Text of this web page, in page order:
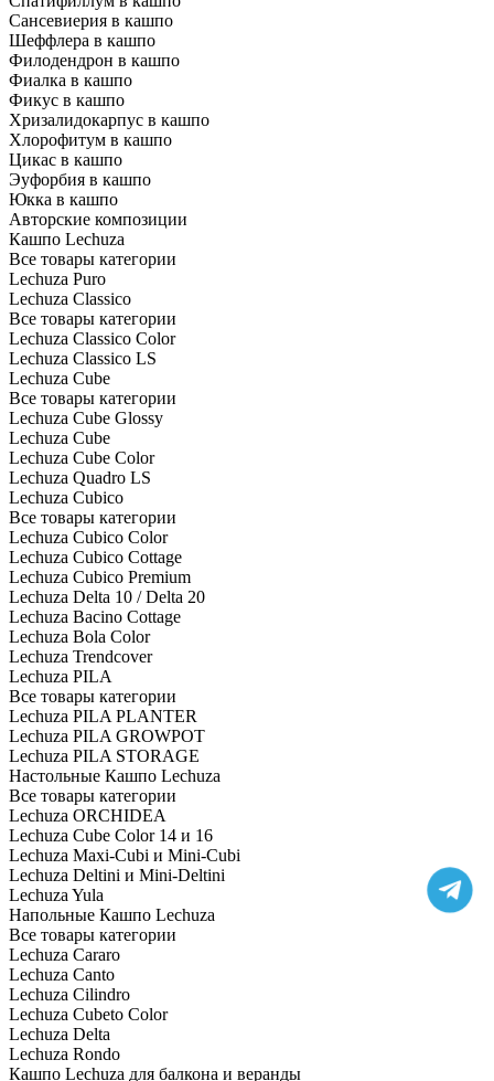
Сансевиерия в кашпо
Шеффлера в кашпо
Филодендрон в кашпо
Фиалка в кашпо
Фикус в кашпо
Хризалидокарпус в кашпо
Хлорофитум в кашпо
Цикас в кашпо
Эуфорбия в кашпо
Юкка в кашпо
Авторские композиции
Кашпо Lechuza
Все товары категории
Lechuza Puro
Lechuza Classico
Все товары категории
Lechuza Classico Color
Lechuza Classico LS
Lechuza Cube
Все товары категории
Lechuza Cube Glossy
Lechuza Cube
Lechuza Cube Color
Lechuza Quadro LS
Lechuza Cubico
Все товары категории
Lechuza Cubico Color
Lechuza Cubico Cottage
Lechuza Cubico Premium
Lechuza Delta 10 / Delta 20
Lechuza Bacino Cottage
Lechuza Bola Color
Lechuza Trendcover
Lechuza PILA
Все товары категории
Lechuza PILA PLANTER
Lechuza PILA GROWPOT
Lechuza PILA STORAGE
Настольные Кашпо Lechuza
Все товары категории
Lechuza ORCHIDEA
Lechuza Cube Color 14 и 16
Lechuza Maxi-Cubi и Mini-Cubi
Lechuza Deltini и Mini-Deltini
Lechuza Yula
Напольные Кашпо Lechuza
Все товары категории
Lechuza Cararo
Lechuza Canto
Lechuza Cilindro
Lechuza Cubeto Color
Lechuza Delta
Lechuza Rondo
Кашпо Lechuza для балкона и веранды